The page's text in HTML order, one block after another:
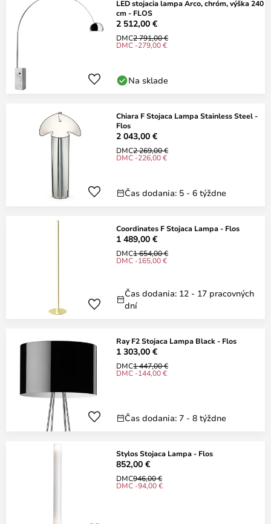
LED stojacia lampa Arco, chróm, výška 240
cm - FLOS
2 512,00 €
DMC2 791,00 €
DMC -279,00 €
Na sklade
Chiara F Stojaca Lampa Stainless Steel -
Flos
2 043,00 €
DMC2 269,00 €
DMC -226,00 €
Čas dodania: 5 - 6 týždne
Coordinates F Stojaca Lampa - Flos
1 489,00 €
DMC1 654,00 €
DMC -165,00 €
Čas dodania: 12 - 17 pracovných
dní
Ray F2 Stojaca Lampa Black - Flos
1 303,00 €
DMC1 447,00 €
DMC -144,00 €
Čas dodania: 7 - 8 týždne
Stylos Stojaca Lampa - Flos
852,00 €
DMC946,00 €
DMC -94,00 €